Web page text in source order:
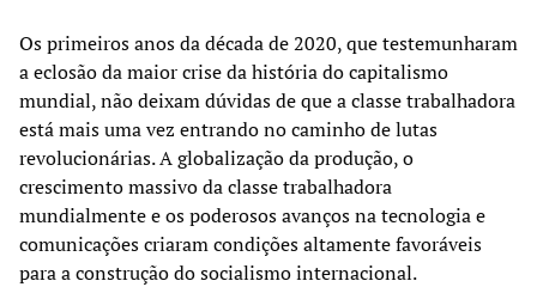
Os primeiros anos da década de 2020, que testemunharam
a eclosão da maior crise da história do capitalismo
mundial, não deixam dúvidas de que a classe trabalhadora
está mais uma vez entrando no caminho de lutas
revolucionárias. A globalização da produção, o
crescimento massivo da classe trabalhadora
mundialmente e os poderosos avanços na tecnologia e
comunicações criaram condições altamente favoráveis
para a construção do socialismo internacional.